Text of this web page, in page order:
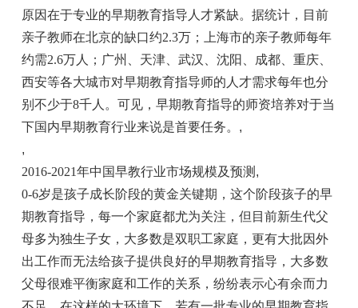
原因在于专业的早期教育指导人才紧缺。据统计，目前
亲子教师在北京的缺口约2.3万；上海市的亲子教师每年
约需2.6万人；广州、天津、武汉、沈阳、成都、重庆、
西安等各大城市对早期教育指导师的人才需求每年也分
别不少于8千人。可见，早期教育指导的师资培养对于当
下国内早期教育行业来说是首要任务。 ,
,
2016-2021年中国早教行业市场规模及预测 ,
0-6岁是孩子成长阶段的黄金关键期，这个阶段孩子的早
期教育指导，每一个家庭都尤为关注，但目前新生代父
母多为独生子女，大多数是双职工家庭，更有大批因外
出工作而无法给孩子提供良好的早期教育指导，大多数
父母很难平衡家庭和工作的关系，纷纷表示心有余而力